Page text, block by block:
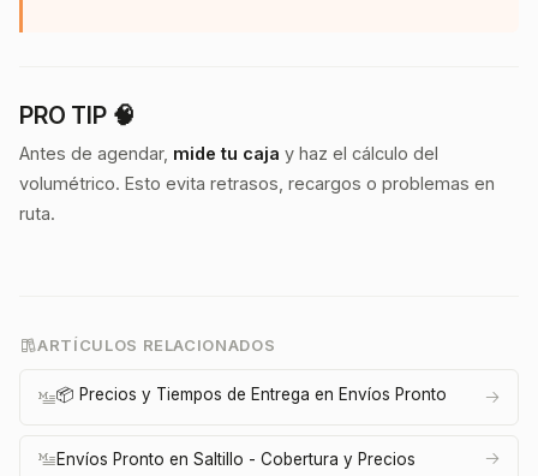
PRO TIP 🧠
Antes de agendar, mide tu caja y haz el cálculo del
volumétrico. Esto evita retrasos, recargos o problemas en
ruta.
ARTÍCULOS RELACIONADOS
📦 Precios y Tiempos de Entrega en Envíos Pronto
Envíos Pronto en Saltillo - Cobertura y Precios